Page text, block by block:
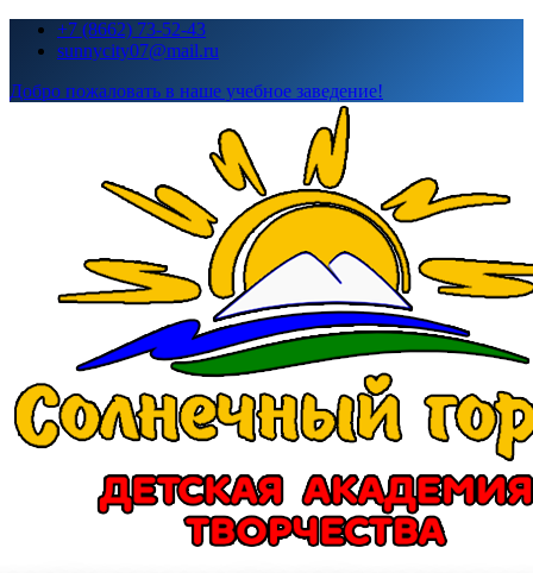
Перейти+7 (8662) 73-52-43
sunnycity07@mail.ru
Добро пожаловать в наше учебное заведение!